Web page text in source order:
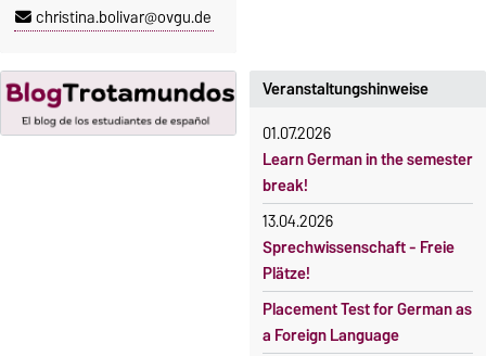
christina.bolivar@ovgu.de
OVGU-Account
Oktober 2026.
Kursteilnahme nur nach
fristgerechter Online-
Anmeldung
Gebühren
Gebührenrückerstattung
Gebührenbefreiungen bei
curricularer Sprachausbildung
Gebührenbefreiung bei
Incomings
Veranstaltungshinweise
01.07.2026
Learn German in the semester
break!
13.04.2026
Sprechwissenschaft - Freie
Plätze!
Placement Test for German as
a Foreign Language